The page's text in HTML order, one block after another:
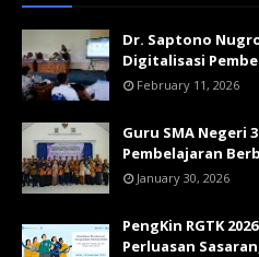
Dr. Saptono
Digitalisasi
February 11, 2026
Guru SMA Negeri
Pembelajaran
January 30, 2026
PengKin RGTK
Perluasan